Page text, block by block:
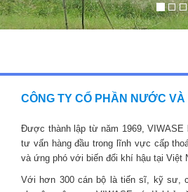
CÔNG TY CỔ PHẦN NƯỚC
Được thành lập từ năm 1969, VIWASE
tư vấn hàng đầu trong lĩnh vực cấp
và ứng phó với biến đổi khí hậu tại Việt
Với hơn 300 cán bộ là tiến sĩ, kỹ sư,